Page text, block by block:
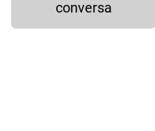
conversa